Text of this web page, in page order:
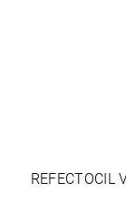
REFECTOCIL